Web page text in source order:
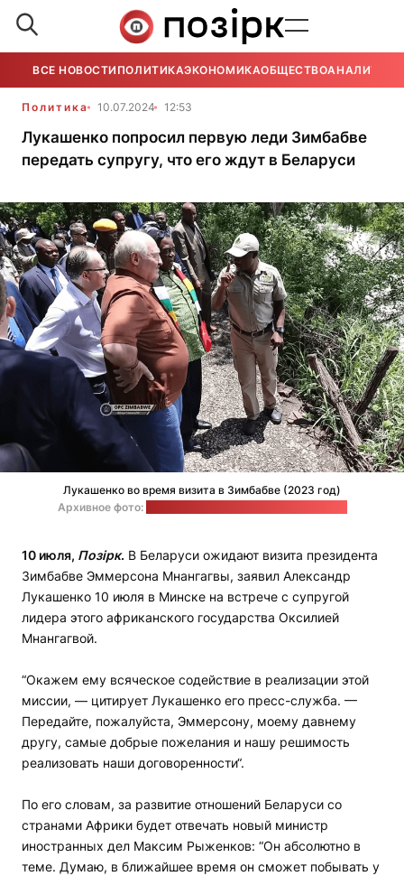
ВСЕ НОВОСТИ ПОЛИТИКАЭКОНОМИКАОБЩЕСТВОАНАЛИТИКА
Политика 10.07.2024 12:53
Лукашенко попросил первую леди Зимбабве
передать супругу, что его ждут в Беларуси
Лукашенко во время визита в Зимбабве (2023 год)
Архивное фото:
10 июля, Позірк. В Беларуси ожидают визита президента
Зимбабве Эммерсона Мнангагвы, заявил Александр
Лукашенко 10 июля в Минске на встрече с супругой
лидера этого африканского государства Оксилией
Мнангагвой.
“Окажем ему всяческое содействие в реализации этой
миссии, — цитирует Лукашенко его пресс-служба. —
Передайте, пожалуйста, Эммерсону, моему давнему
другу, самые добрые пожелания и нашу решимость
реализовать наши договоренности“.
По его словам, за развитие отношений Беларуси со
странами Африки будет отвечать новый министр
иностранных дел Максим Рыженков: “Он абсолютно в
теме. Думаю, в ближайшее время он сможет побывать у